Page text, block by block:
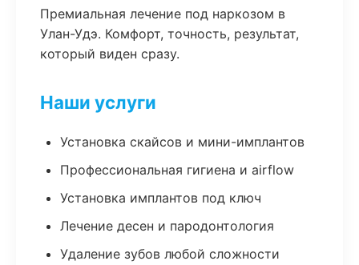
Премиальная лечение под наркозом в
Улан-Удэ. Комфорт, точность, результат,
который виден сразу.
Наши услуги
Установка скайсов и мини-имплантов
Профессиональная гигиена и airflow
Установка имплантов под ключ
Лечение десен и пародонтология
Удаление зубов любой сложности